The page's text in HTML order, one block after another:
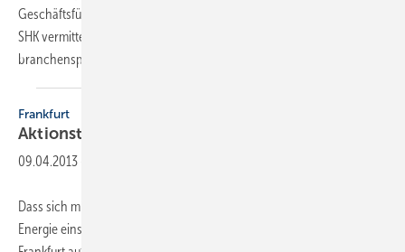
Geschäftsführungen gemeinsam in Freiburg durch. Im Tagungsteil
SHK vermittelten die Referenten des Fachverbandes
branchenspezifische Informationen in kompakter
Frankfurt
Aktionstage der
09.04.2013
Dass sich mit einfachen Maßnahmen in Haus und Wohnung viel
Energie einsparen lässt, zeigen Handwerksbetriebe der Innung